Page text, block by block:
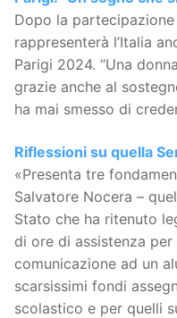
Dopo la
rappresenterà l’Italia
Parigi 2024. “Una
grazie anche al
ha mai smesso di
Riflessioni su quella
«Presenta tre
Salvatore Nocera –
Stato che ha ritenuto
di ore di assistenza per
comunicazione ad un
scarsissimi fondi
scolastico e per quelli